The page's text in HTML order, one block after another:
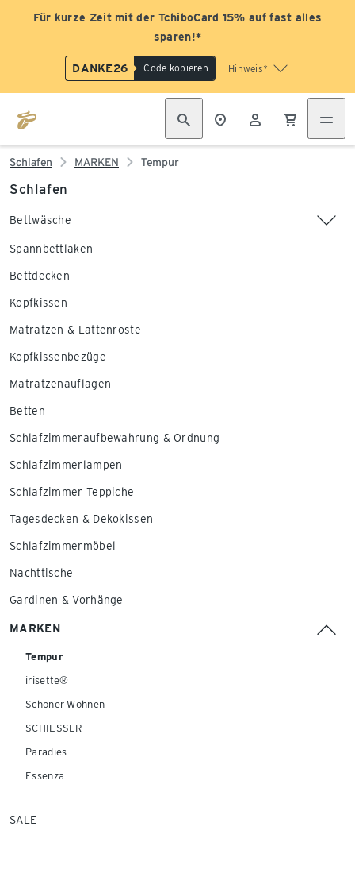
Für kurze Zeit mit der TchiboCard 15% auf fast alles
sparen!*
DANKE26 Code kopieren Hinweis*
Schlafen MARKEN Tempur
Schlafen
Bettwäsche
Spannbettlaken
Bettdecken
Kopfkissen
Matratzen & Lattenroste
Kopfkissenbezüge
Matratzenauflagen
Betten
Schlafzimmeraufbewahrung & Ordnung
Schlafzimmerlampen
Schlafzimmer Teppiche
Tagesdecken & Dekokissen
Schlafzimmermöbel
Nachttische
Gardinen & Vorhänge
MARKEN
Tempur
irisette®
Schöner Wohnen
SCHIESSER
Paradies
Essenza
SALE